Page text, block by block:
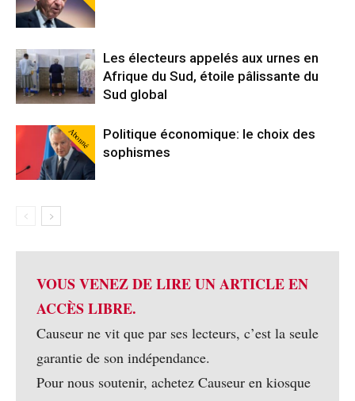
Les électeurs appelés aux urnes en
Afrique du Sud, étoile pâlissante du
Sud global
Abonné
Politique économique: le choix des
sophismes
VOUS VENEZ DE LIRE UN ARTICLE EN
ACCÈS LIBRE.
Causeur ne vit que par ses lecteurs, c’est la seule
garantie de son indépendance.
Pour nous soutenir, achetez Causeur en kiosque